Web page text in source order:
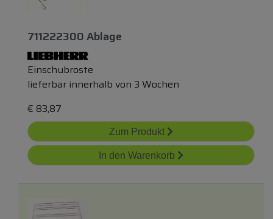
711222300 Ablage
Einschubroste
lieferbar innerhalb von 3 Wochen
€ 83,87
Zum Produkt
In den Warenkorb